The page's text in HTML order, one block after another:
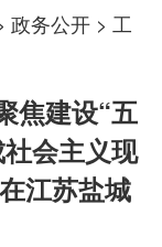
政务公开 > 工
焦建设“五
会主义现
江苏盐城